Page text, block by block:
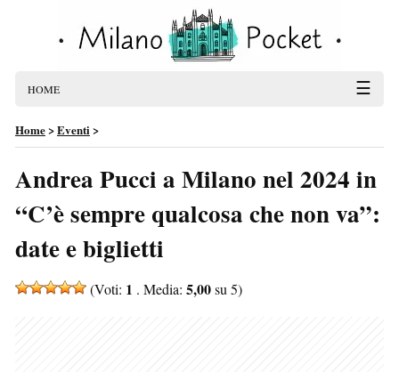
HOME ☰
Home>Eventi>
Andrea Pucci a Milano nel 2024 in
“C’è sempre qualcosa che non va”:
date e biglietti
(Voti: 1 . Media: 5,00su 5)